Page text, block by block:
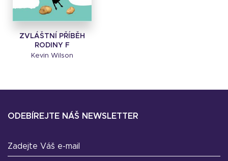
ZVLÁŠTNÍ PŘÍBĚH
RODINY F
Kevin Wilson
ODEBÍREJTE NÁŠ NEWSLETTER
Zadejte Váš e-mail